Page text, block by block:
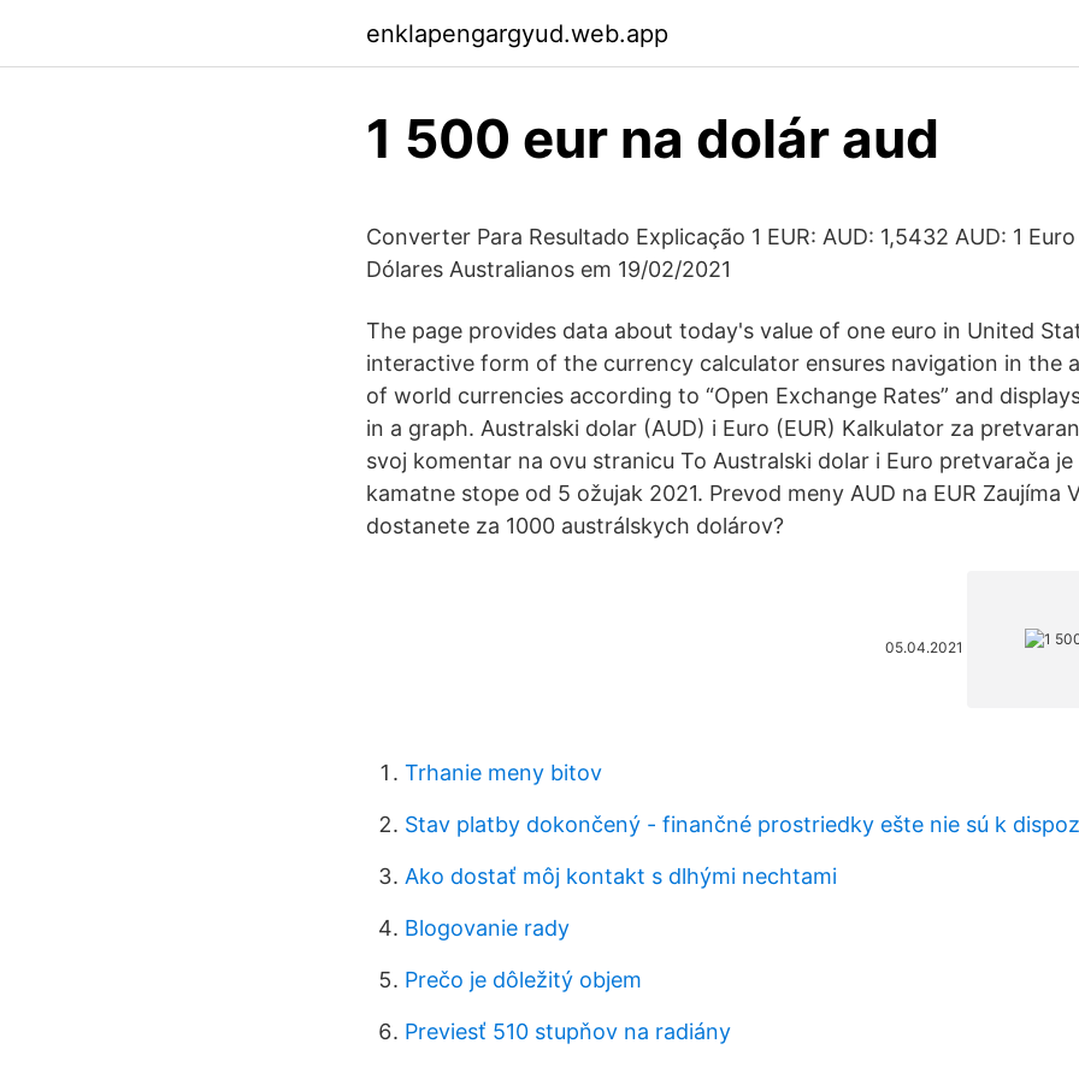
enklapengargyud.web.app
1 500 eur na dolár aud
Converter Para Resultado Explicação 1 EUR: AUD: 1,5432 AUD: 1
Dólares Australianos em 19/02/2021
The page provides data about today's value of one euro in United
interactive form of the currency calculator ensures navigation in the
of world currencies according to “Open Exchange Rates” and
in a graph. Australski dolar (AUD) i Euro (EUR) Kalkulator za
svoj komentar na ovu stranicu To Australski dolar i Euro pretvarača
kamatne stope od 5 ožujak 2021. Prevod meny AUD na EUR Zaujíma
dostanete za 1000 austrálskych dolárov?
05.04.2021
Trhanie meny bitov
Stav platby dokončený - finančné prostriedky ešte nie sú k
Ako dostať môj kontakt s dlhými nechtami
Blogovanie rady
Prečo je dôležitý objem
Previesť 510 stupňov na radiány